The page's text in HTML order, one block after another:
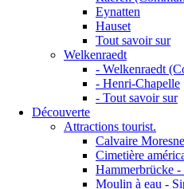
Eynatten
Hauset
Tout savoir sur
Welkenraedt
- Welkenraedt
- Henri-Chapelle
- Tout savoir sur
Découverte
Attractions tourist.
Calvaire
Cimetière
Hammerbrücke -
Moulin à eau -